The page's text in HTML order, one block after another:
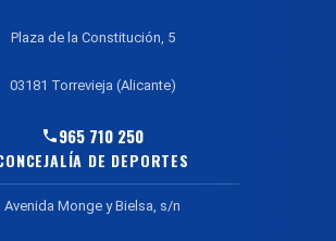
Plaza de la Constitución, 5
03181 Torrevieja (Alicante)
965 710 250
DE DEPORTES
Avenida Monge y Bielsa, s/n